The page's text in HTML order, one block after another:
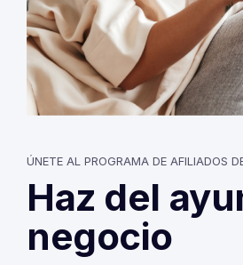
ÚNETE AL PROGRAMA DE AFILIADOS
Haz del
negocio